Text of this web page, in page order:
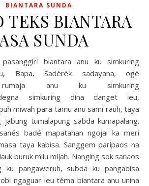
BIANTARA SUNDA
TEKS BIANTARA
SUNDA
Bapa, Sadérék sadayana, ogé
rumaja anu ku simkuring
simkuring dina danget ieu,
miwah para tamu anu sami rauh, taya
tumalapung sabda kumapalang.
badé mapatahan ngojai ka meri
taya kabisa. Sanggem paripaos na
buruk milu mijah. Nanging sok sanaos
ku pangaweruh, subda ku pangabisa
ngaguar ieu téma biantara anu unina